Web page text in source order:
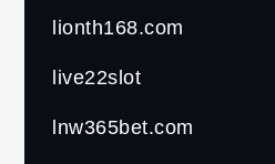
lionth168.com
live22slot
lnw365bet.com